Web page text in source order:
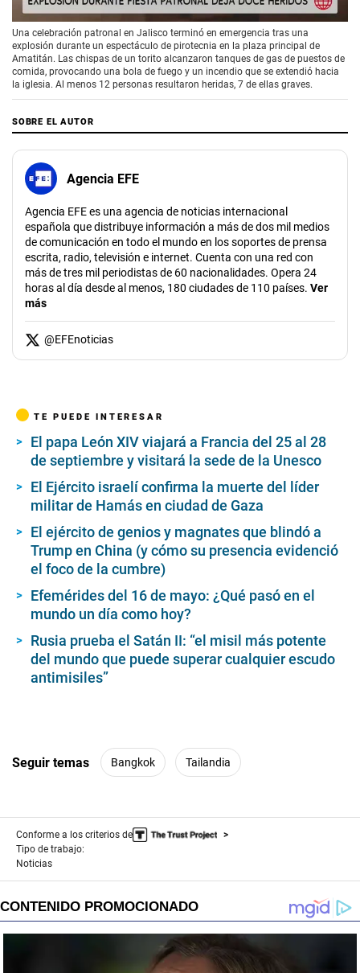
00:00/01:45
Una celebración patronal en Jalisco terminó en emergencia tras una
explosión durante un espectáculo de pirotecnia en la plaza principal de
Amatitán. Las chispas de un torito alcanzaron tanques de gas de puestos de
comida, provocando una bola de fuego y un incendio que se extendió hacia
la iglesia. Al menos 12 personas resultaron heridas, 7 de ellas graves.
SOBRE EL AUTOR
Agencia EFE
Agencia EFE es una agencia de noticias internacional
española que distribuye información a más de dos mil medios
de comunicación en todo el mundo en los soportes de prensa
escrita, radio, televisión e internet. Cuenta con una red con
más de tres mil periodistas de 60 nacionalidades. Opera 24
horas al día desde al menos, 180 ciudades de 110 países. Ver
más
@EFEnoticias
TE PUEDE INTERESAR
El papa León XIV viajará a Francia del 25 al 28
de septiembre y visitará la sede de la Unesco
El Ejército israelí confirma la muerte del líder
militar de Hamás en ciudad de Gaza
El ejército de genios y magnates que blindó a
Trump en China (y cómo su presencia evidenció
el foco de la cumbre)
Efemérides del 16 de mayo: ¿Qué pasó en el
mundo un día como hoy?
Rusia prueba el Satán II: “el misil más potente
del mundo que puede superar cualquier escudo
antimisiles”
Seguir temas Bangkok Tailandia
Conforme a los criterios de
Tipo de trabajo:
Noticias